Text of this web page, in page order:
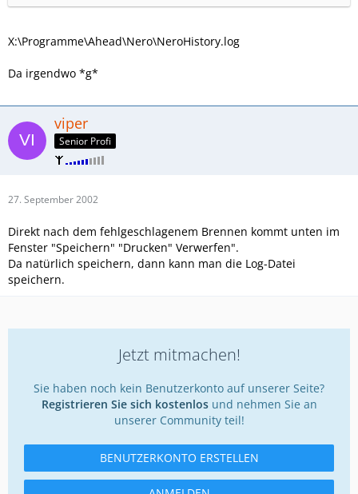
X:\Programme\Ahead\Nero\NeroHistory.log
Da irgendwo *g*
viper
Senior Profi
27. September 2002
Direkt nach dem fehlgeschlagenem Brennen kommt unten im
Fenster "Speichern" "Drucken" Verwerfen".
Da natürlich speichern, dann kann man die Log-Datei
speichern.
Jetzt mitmachen!
Sie haben noch kein Benutzerkonto auf unserer Seite?
Registrieren Sie sich kostenlosund nehmen Sie an
unserer Community teil!
BENUTZERKONTO ERSTELLEN